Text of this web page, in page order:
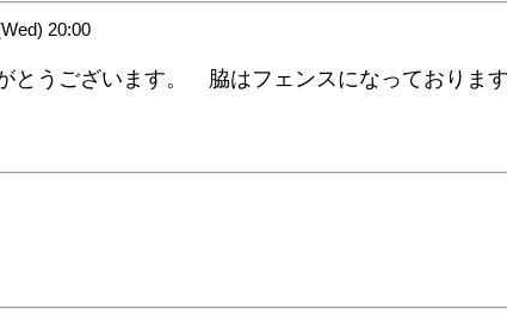
20:00
とうございます。 脇はフェンスになっておりま